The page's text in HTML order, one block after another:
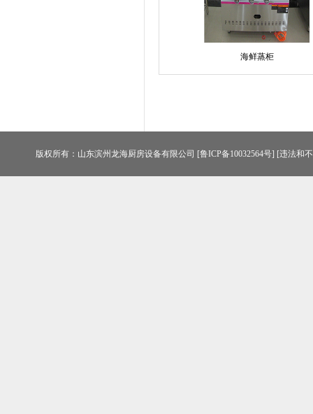
海鲜蒸柜
版权所有：山东滨州龙海厨房设备有限公司 [鲁ICP备10032564号] [违法和